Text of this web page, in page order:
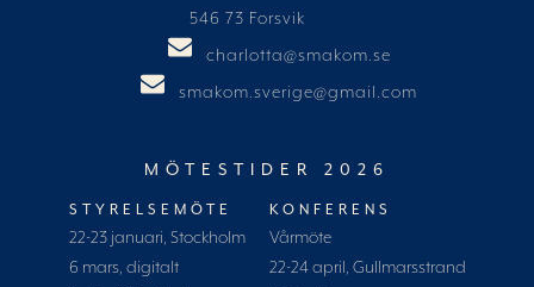
546 73 Forsvik
charlotta@smakom.se
smakom.sverige@gmail.com
MÖTESTIDER 2026
STYRELSEMÖTE
22-23 januari, Stockholm
6 mars, digitalt
KONFERENS
Vårmöte
22-24 april, Gullmarsstrand